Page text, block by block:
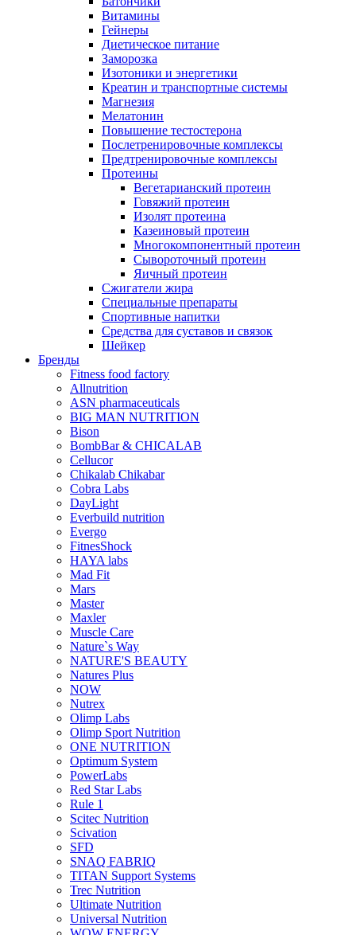
Витамины
Гейнеры
Диетическое питание
Заморозка
Изотоники и энергетики
Креатин и транспортные системы
Магнезия
Мелатонин
Повышение тестостерона
Послетренировочные комплексы
Предтренировочные комплексы
Протеины
Вегетарианский протеин
Говяжий протеин
Изолят протеина
Казеиновый протеин
Многокомпонентный протеин
Сывороточный протеин
Яичный протеин
Сжигатели жира
Специальные препараты
Спортивные напитки
Средства для суставов и связок
Шейкер
Бренды
Fitness food factory
Allnutrition
ASN pharmaceuticals
BIG MAN NUTRITION
Bison
BombBar & CHICALAB
Cellucor
Chikalab Chikabar
Cobra Labs
DayLight
Everbuild nutrition
Evergo
FitnesShock
HAYA labs
Mad Fit
Mars
Master
Maxler
Muscle Care
Nature`s Way
NATURE'S BEAUTY
Natures Plus
NOW
Nutrex
Olimp Labs
Olimp Sport Nutrition
ONE NUTRITION
Optimum System
PowerLabs
Red Star Labs
Rule 1
Scitec Nutrition
Scivation
SFD
SNAQ FABRIQ
TITAN Support Systems
Trec Nutrition
Ultimate Nutrition
Universal Nutrition